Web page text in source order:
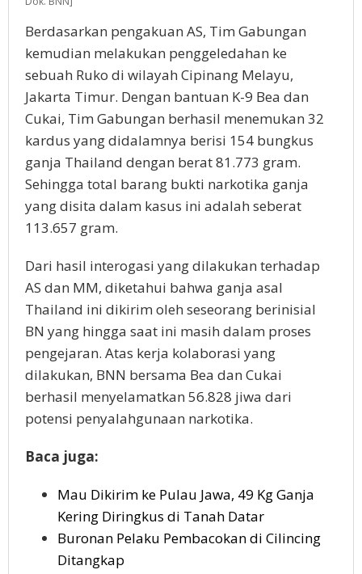
Berdasarkan pengakuan AS, Tim Gabungan
kemudian melakukan penggeledahan ke
sebuah Ruko di wilayah Cipinang Melayu,
Jakarta Timur. Dengan bantuan K-9 Bea dan
Cukai, Tim Gabungan berhasil menemukan 32
kardus yang didalamnya berisi 154 bungkus
ganja Thailand dengan berat 81.773 gram.
Sehingga total barang bukti narkotika ganja
yang disita dalam kasus ini adalah seberat
113.657 gram.
Dari hasil interogasi yang dilakukan terhadap
AS dan MM, diketahui bahwa ganja asal
Thailand ini dikirim oleh seseorang berinisial
BN yang hingga saat ini masih dalam proses
pengejaran. Atas kerja kolaborasi yang
dilakukan, BNN bersama Bea dan Cukai
berhasil menyelamatkan 56.828 jiwa dari
potensi penyalahgunaan narkotika.
Baca juga:
Mau Dikirim ke Pulau Jawa, 49 Kg Ganja
Kering Diringkus di Tanah Datar
Buronan Pelaku Pembacokan di Cilincing
Ditangkap